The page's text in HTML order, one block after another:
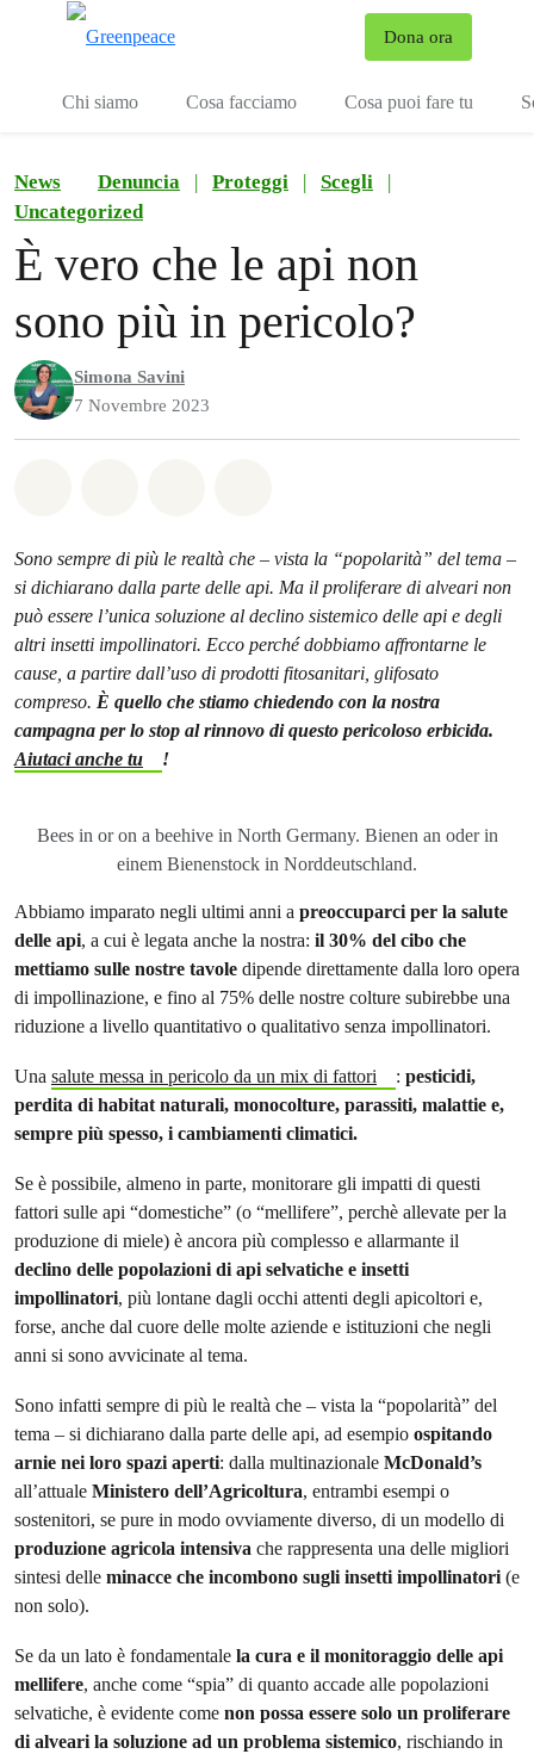
Dona ora
Chi siamo Cosa facciamo Cosa puoi fare tu
News Denuncia | Proteggi | Scegli
|
Uncategorized
È vero che le api non
sono più in pericolo?
Simona Savini
7 Novembre 2023
Sono sempre di più le realtà che – vista la “popolarità” del tema –
si dichiarano dalla parte delle api. Ma il proliferare di alveari non
può essere l’unica soluzione al declino sistemico delle api e degli
altri insetti impollinatori. Ecco perché dobbiamo affrontarne le
cause, a partire dall’uso di prodotti fitosanitari, glifosato
compreso. È quello che stiamo chiedendo con la nostra
campagna per lo stop al rinnovo di questo pericoloso erbicida.
Aiutaci anche tu
!
Bees in or on a beehive in North Germany. Bienen an oder in
einem Bienenstock in Norddeutschland.
Abbiamo imparato negli ultimi anni a preoccuparci per la salute
delle api, a cui è legata anche la nostra: il 30% del cibo che
mettiamo sulle nostre tavole dipende direttamente dalla loro opera
di impollinazione, e fino al 75% delle nostre colture subirebbe una
riduzione a livello quantitativo o qualitativo senza impollinatori.
Una salute messa in pericolo da un mix di fattori : pesticidi,
perdita di habitat naturali, monocolture, parassiti, malattie e,
sempre più spesso, i cambiamenti climatici.
Se è possibile, almeno in parte, monitorare gli impatti di questi
fattori sulle api “domestiche” (o “mellifere”, perchè allevate per la
produzione di miele) è ancora più complesso e allarmante il
declino delle popolazioni di api selvatiche e insetti
impollinatori, più lontane dagli occhi attenti degli apicoltori e,
forse, anche dal cuore delle molte aziende e istituzioni che negli
anni si sono avvicinate al tema.
Sono infatti sempre di più le realtà che – vista la “popolarità” del
tema – si dichiarano dalla parte delle api, ad esempio ospitando
arnie nei loro spazi aperti: dalla multinazionale McDonald’s
all’attuale Ministero dell’Agricoltura, entrambi esempi o
sostenitori, se pure in modo ovviamente diverso, di un modello di
produzione agricola intensiva che rappresenta una delle migliori
sintesi delle minacce che incombono sugli insetti impollinatori(e
non solo).
Se da un lato è fondamentale la cura e il monitoraggio delle api
mellifere, anche come “spia” di quanto accade alle popolazioni
selvatiche, è evidente come non possa essere solo un proliferare
di alveari la soluzione ad un problema sistemico, rischiando in